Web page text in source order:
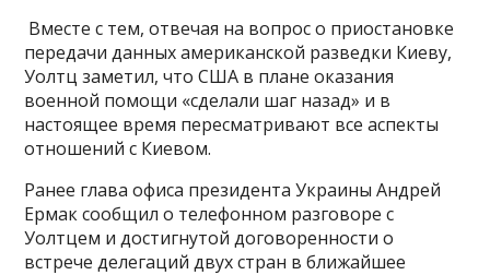
Вместе с тем, отвечая на вопрос о приостановке
передачи данных американской разведки Киеву,
Уолтц заметил, что США в плане оказания
военной помощи «сделали шаг назад» и в
настоящее время пересматривают все аспекты
отношений с Киевом.
Ранее глава офиса президента Украины Андрей
Ермак сообщил о телефонном разговоре с
Уолтцем и достигнутой договоренности о
встрече делегаций двух стран в ближайшее